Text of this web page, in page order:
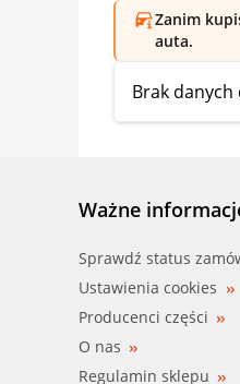
Zanim
auta.
Brak danych
Ważne
Sprawdź status
Ustawienia cookies
Producenci części
O nas
Regulamin sklepu